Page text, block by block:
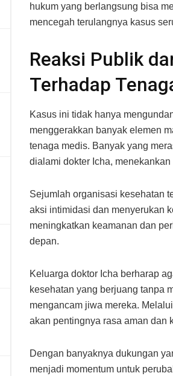
hukum yang berlangsung bisa
mencegah terulangnya kasus
Reaksi Publik
Terhadap
Kasus ini tidak hanya
menggerakkan banyak elemen
tenaga medis. Banyak yang
dialami dokter Icha,
Sejumlah organisasi kesehatan
aksi intimidasi dan menyerukan
meningkatkan keamanan dan
depan.
Keluarga doktor Icha berharap
kesehatan yang berjuang tanpa
mengancam jiwa mereka.
akan pentingnya rasa aman dan
Dengan banyaknya dukungan
menjadi momentum untuk